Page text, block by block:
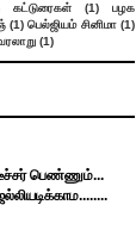
கட்டுரைகள் (1)
பழக
(1) பெல்ஜியம் சினிமா (1)
(1)
பெண்ணும்...